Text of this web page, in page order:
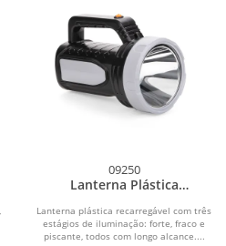
09250
Lanterna Plástica
Lanterna plástica recarregável com três
estágios de iluminação: forte, fraco e
piscante, todos com longo alcance....